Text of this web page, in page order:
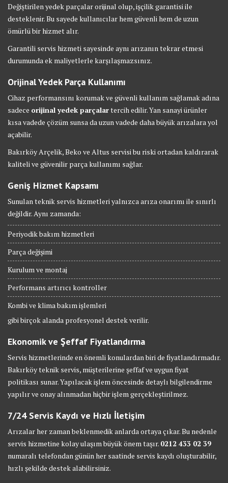
Değiştirilen yedek parçalar orijinal olup, işçilik garantisi ile
desteklenir. Bu sayede kullanıcılar hem güvenli hem de uzun
ömürlü bir hizmet alır.
Garantili servis hizmeti sayesinde aynı arızanın tekrar etmesi
durumunda ek maliyetlerle karşılaşmazsınız.
Orijinal Yedek Parça Kullanımı
Cihaz performansını korumak ve güvenli kullanım sağlamak adına
sadece orijinal yedek parçalartercih edilir. Yan sanayi ürünler
kısa vadede çözüm sunsa da uzun vadede daha büyük arızalara yol
açabilir.
Bakırköy Arçelik, Beko ve Altus servisi bu riski ortadan kaldırarak
kaliteli ve güvenilir parça kullanımı sağlar.
Geniş Hizmet Kapsamı
Sunulan teknik servis hizmetleri yalnızca arıza onarımı ile sınırlı
değildir. Aynı zamanda:
Periyodik bakım hizmetleri
Parça değişimi
Kurulum ve montaj
Performans artırıcı kontroller
Kombi ve klima bakım işlemleri
gibi birçok alanda profesyonel destek verilir.
Ekonomik ve Şeffaf Fiyatlandırma
Servis hizmetlerinde en önemli konulardan biri de fiyatlandırmadır.
Bakırköy teknik servis, müşterilerine şeffaf ve uygun fiyat
politikası sunar. Yapılacak işlem öncesinde detaylı bilgilendirme
yapılır ve onay alınmadan hiçbir işlem gerçekleştirilmez.
7/24 Servis Kaydı ve Hızlı İletişim
Arızalar her zaman beklenmedik anlarda ortaya çıkar. Bu nedenle
servis hizmetine kolay ulaşım büyük önem taşır. 0212 433 02 39
numaralı telefondan günün her saatinde servis kaydı oluşturabilir,
hızlı şekilde destek alabilirsiniz.